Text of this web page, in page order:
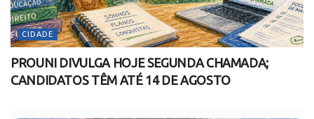
CIDADE
PROUNI DIVULGA HOJE SEGUNDA CHAMADA;
CANDIDATOS TÊM ATÉ 14 DE AGOSTO